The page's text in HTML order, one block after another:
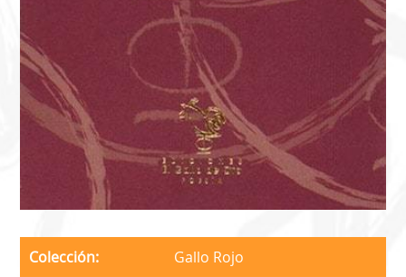
Colección
Gallo Rojo